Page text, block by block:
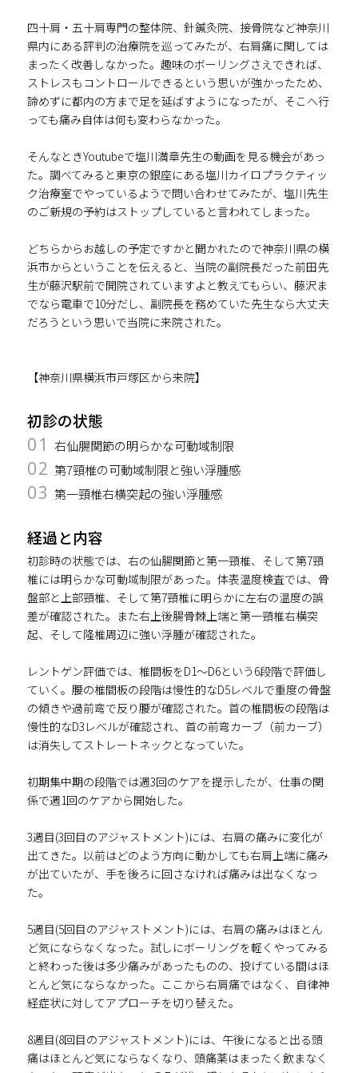
四十肩・五十肩専門の整体院、針鍼灸院、接骨院など神奈川
県内にある評判の治療院を巡ってみたが、右肩痛に関しては
まったく改善しなかった。趣味のボーリングさえできれば、
ストレスもコントロールできるという思いが強かったため、
諦めずに都内の方まで足を延ばすようになったが、そこへ行
っても痛み自体は何も変わらなかった。
そんなときYoutubeで塩川満章先生の動画を見る機会があっ
た。調べてみると東京の銀座にある塩川カイロプラクティッ
ク治療室でやっているようで問い合わせてみたが、塩川先生
のご新規の予約はストップしていると言われてしまった。
どちらからお越しの予定ですかと聞かれたので神奈川県の横
浜市からということを伝えると、当院の副院長だった前田先
生が藤沢駅前で開院されていますよと教えてもらい、藤沢ま
でなら電車で10分だし、副院長を務めていた先生なら大丈夫
だろうという思いで当院に来院された。
【神奈川県横浜市戸塚区から来院】
初診の状態
01 右仙腸関節の明らかな可動域制限
02 第7頸椎の可動域制限と強い浮腫感
03 第一頸椎右横突起の強い浮腫感
経過と内容
初診時の状態では、右の仙腸関節と第一頸椎、そして第7頸
椎には明らかな可動域制限があった。体表温度検査では、骨
盤部と上部頸椎、そして第7頸椎に明らかに左右の温度の誤
差が確認された。また右上後腸骨棘上端と第一頸椎右横突
起、そして隆椎周辺に強い浮腫が確認された。
レントゲン評価では、椎間板をD1～D6という6段階で評価し
ていく。腰の椎間板の段階は慢性的なD5レベルで重度の骨盤
の傾きや過前弯で反り腰が確認された。首の椎間板の段階は
慢性的なD3レベルが確認され、首の前弯カーブ（前カーブ）
は消失してストレートネックとなっていた。
初期集中期の段階では週3回のケアを提示したが、仕事の関
係で週1回のケアから開始した。
3週目(3回目のアジャストメント)には、右肩の痛みに変化が
出てきた。以前はどのよう方向に動かしても右肩上端に痛み
が出ていたが、手を後ろに回さなければ痛みは出なくなっ
た。
5週目(5回目のアジャストメント)には、右肩の痛みはほとん
ど気にならなくなった。試しにボーリングを軽くやってみる
と終わった後は多少痛みがあったものの、投げている間はほ
とんど気にならなかった。ここから右肩痛ではなく、自律神
経症状に対してアプローチを切り替えた。
8週目(8回目のアジャストメント)には、午後になると出る頭
痛はほとんど気にならなくなり、頭痛薬はまったく飲まなく